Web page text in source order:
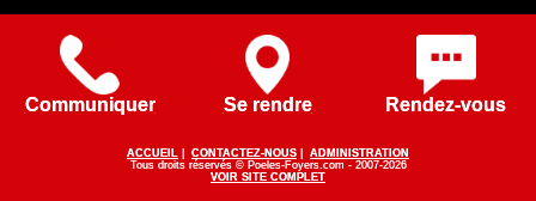
Communiquer Se rendre Rendez-vous
ACCUEIL CONTACTEZ-NOUS
ADMINISTRATION
Tous droits réservés © Poeles-Foyers.com - 2007-2026
VOIR SITE COMPLET